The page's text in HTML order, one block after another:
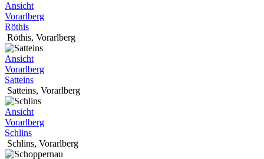
Ansicht
Vorarlberg
Röthis
Röthis, Vorarlberg
Ansicht
Vorarlberg
Satteins
Satteins, Vorarlberg
Ansicht
Vorarlberg
Schlins
Schlins, Vorarlberg